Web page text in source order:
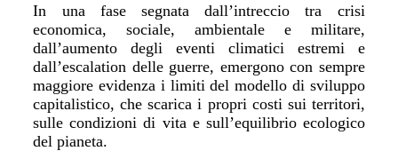
In una fase segnata dall’intreccio tra crisi
economica, sociale, ambientale e militare,
dall’aumento degli eventi climatici estremi e
dall’escalation delle guerre, emergono con sempre
maggiore evidenza i limiti del modello di sviluppo
capitalistico, che scarica i propri costi sui territori,
sulle condizioni di vita e sull’equilibrio ecologico
del pianeta.